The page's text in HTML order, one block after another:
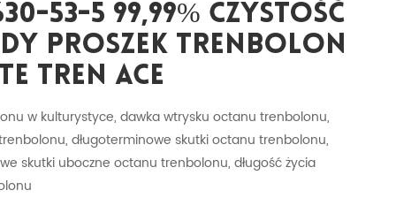
53-5 99,99% Czystość
Proszek Trenbolon
Tren Ace
w kulturystyce, dawka wtrysku octanu trenbolonu,
długoterminowe skutki octanu trenbolonu,
skutki uboczne octanu trenbolonu, długość życia